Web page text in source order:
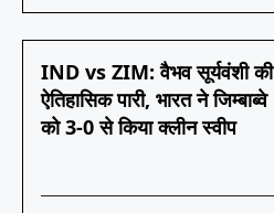
IND vs ZIM: वैभव सूर्यवंशी की
ऐतिहासिक पारी, भारत ने जिम्बाब्वे
को 3-0 से किया क्लीन स्वीप